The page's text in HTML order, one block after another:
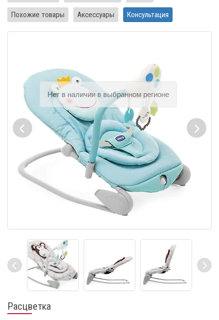
Похожие товары Аксессуары Консультация
Расцветка